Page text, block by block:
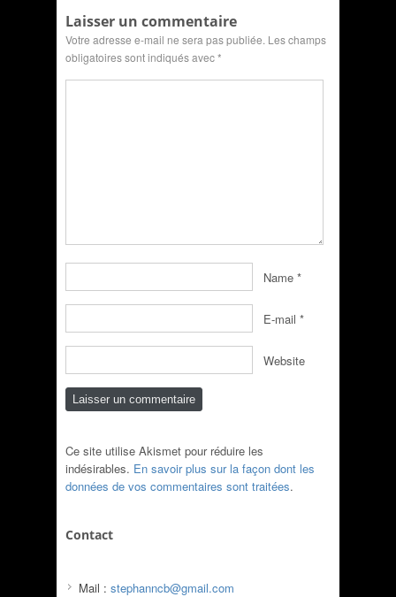
Laisser un commentaire
Votre adresse e-mail ne sera pas publiée. Les champs
obligatoires sont indiqués avec*
Name *
E-mail *
Website
Ce site utilise Akismet pour réduire les
indésirables. En savoir plus sur la façon dont les
données de vos commentaires sont traitées.
Contact
Mail : stephanncb@gmail.com